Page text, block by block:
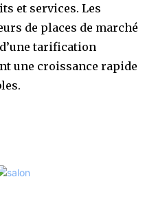
et services. Les
de places de marché
tarification
une croissance rapide